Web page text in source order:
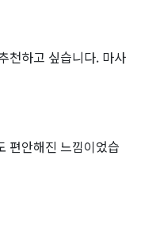
천하고 싶습니다. 마사
편안해진 느낌이었습